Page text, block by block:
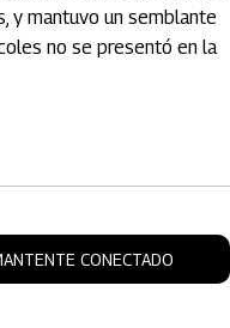
y mantuvo un semblante
no se presentó en la
CONECTADO